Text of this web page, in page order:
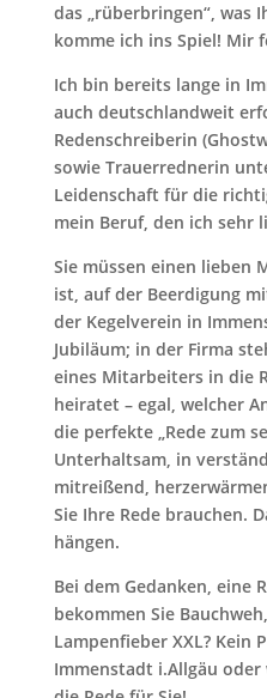
das „rüberbringen“, was
komme ich ins Spiel! Mir
Ich bin bereits lange in
auch deutschlandweit
Redenschreiberin
sowie Trauerrednerin
Leidenschaft für die
mein Beruf, den ich sehr
Sie müssen einen lieben
ist, auf der Beerdigung
der Kegelverein in
Jubiläum; in der Firma
eines Mitarbeiters in die
heiratet – egal, welcher
die perfekte „Rede zum
Unterhaltsam, in
mitreißend,
Sie Ihre Rede brauchen.
hängen.
Bei dem Gedanken, eine
bekommen Sie
Lampenfieber XXL? Kein
Immenstadt i.Allgäu